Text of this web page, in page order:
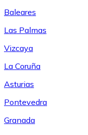
Baleares
Las Palmas
Vizcaya
La Coruña
Asturias
Pontevedra
Granada